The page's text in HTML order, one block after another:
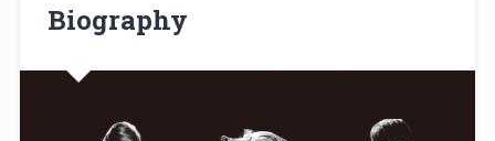
Biography